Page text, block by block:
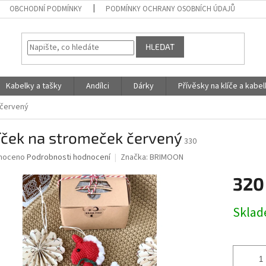
OBCHODNÍ PODMÍNKY PODMÍNKY OCHRANY OSOBNÍCH ÚDAJŮ
HLEDAT
Kabelky a tašky Andílci Dárky Přívěsky na klíče a
na stromeček červený 330
Podrobnosti hodnocení Značka: BRIMOON
cena: